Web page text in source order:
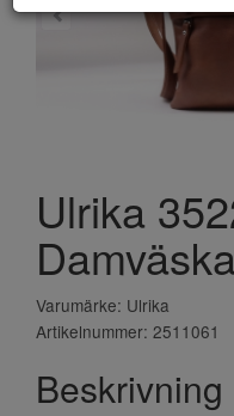
Ulrika
Varumärke: Ulrika
Artikelnummer: 2511061
Beskrivning